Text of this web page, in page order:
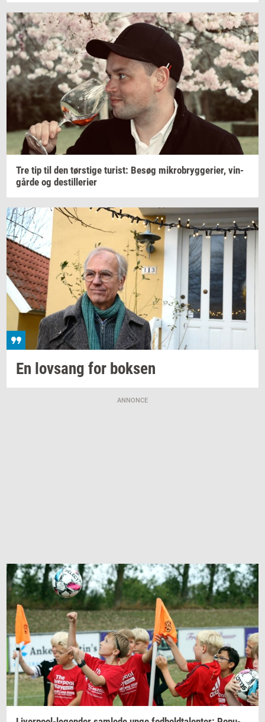
Tre tip til den tørsti­ge turist: Besøg mi­kro­bryg­ge­ri­er, vin­
går­de og destil­le­ri­er
En lovsang for bok­sen
ANNONCE